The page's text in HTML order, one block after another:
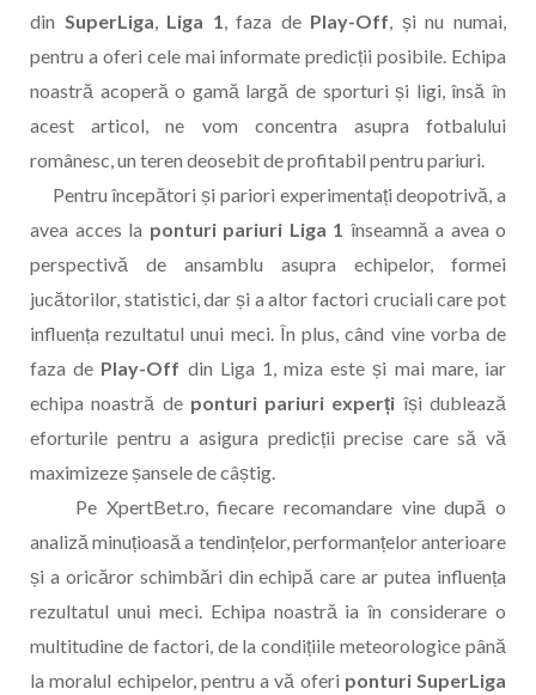
din SuperLiga, Liga 1, faza de Play-Off, și nu numai,
pentru a oferi cele mai informate predicții posibile. Echipa
noastră acoperă o gamă largă de sporturi și ligi, însă în
acest articol, ne vom concentra asupra fotbalului
românesc, un teren deosebit de profitabil pentru pariuri.
Pentru începători și pariori experimentați deopotrivă, a
avea acces la ponturi pariuri Liga 1 înseamnă a avea o
perspectivă de ansamblu asupra echipelor, formei
jucătorilor, statistici, dar și a altor factori cruciali care pot
influența rezultatul unui meci. În plus, când vine vorba de
faza de Play-Off din Liga 1, miza este și mai mare, iar
echipa noastră de ponturi pariuri experți își dublează
eforturile pentru a asigura predicții precise care să vă
maximizeze șansele de câștig.
Pe XpertBet.ro, fiecare recomandare vine după o
analiză minuțioasă a tendințelor, performanțelor anterioare
și a oricăror schimbări din echipă care ar putea influența
rezultatul unui meci. Echipa noastră ia în considerare o
multitudine de factori, de la condițiile meteorologice până
la moralul echipelor, pentru a vă oferi ponturi SuperLiga